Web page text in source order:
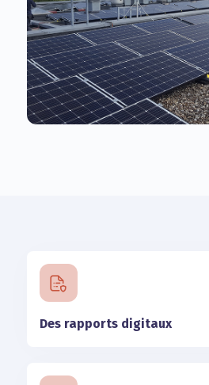
Des rapports digitaux